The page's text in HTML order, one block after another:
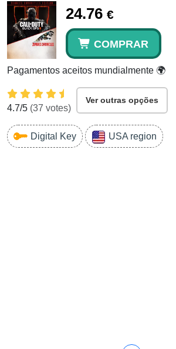
24.76 €
COMPRAR
Pagamentos aceitos mundialmente 🌍
4.7/5 (37 votes)
Ver outras opções
Digital Key USA region